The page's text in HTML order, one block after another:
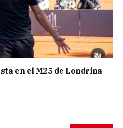
en el M25 de Londrina